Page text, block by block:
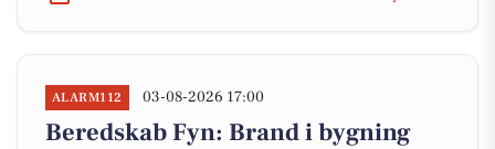
ALARM112 03-08-2026 17:00
Beredskab Fyn: Brand i bygning